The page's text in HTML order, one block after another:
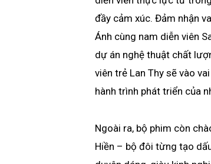
đầy cảm xúc. Đảm nhận
Ánh cùng nam diễn viên
dự án nghệ thuật chất
viên trẻ Lan Thy sẽ vào
hành trình phát triển của
Ngoài ra, bộ phim còn
Hiền – bộ đôi từng tạo